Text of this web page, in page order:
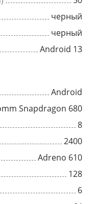
черный
черный
Android 13
Android
Snapdragon 680
8
2400
Adreno 610
128
6